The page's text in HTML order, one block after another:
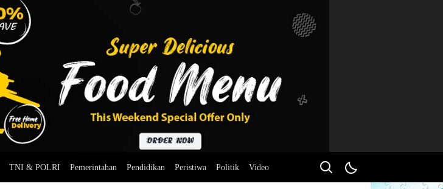
TNI & POLRI Pemerintahan Pendidikan Peristiwa Politik Video